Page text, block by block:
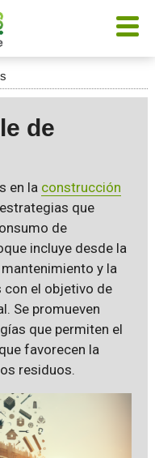
de
en la construcción
que
de
incluye desde la
y la
el objetivo de
Se promueven
que permiten el
favorecen la
residuos.